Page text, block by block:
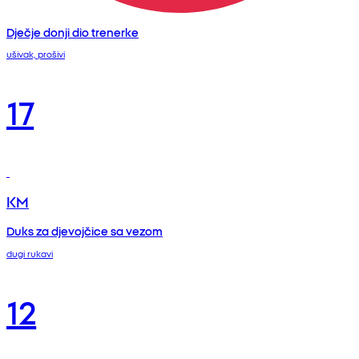
Dječje donji dio trenerke
ušivak, prošivi
17
KM
Duks za djevojčice sa vezom
dugi rukavi
12